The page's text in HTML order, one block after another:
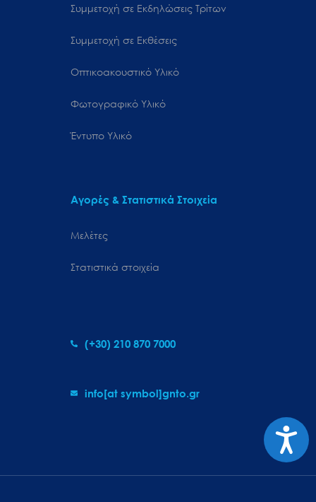
Συμμετοχή σε Εκδηλώσεις Τρίτων
Συμμετοχή σε Εκθέσεις
Οπτικοακουστικό Υλικό
Φωτογραφικό Υλικό
Έντυπο Υλικό
Αγορές & Στατιστικά Στοιχεία
Μελέτες
Στατιστικά στοιχεία
(+30) 210 870 7000
info[at symbol]gnto.gr